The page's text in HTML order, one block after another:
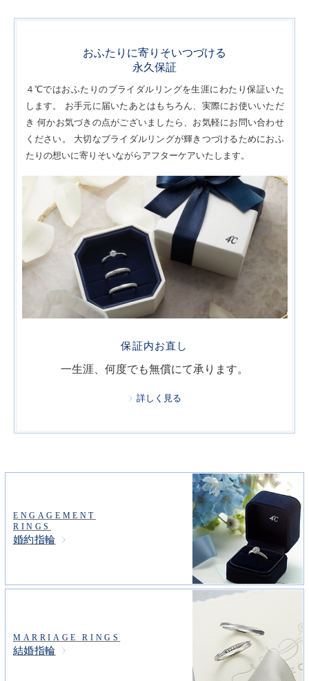
おふたりに寄りそいつづける
永久保証
４℃ではおふたりのブライダルリングを生涯にわたり保証いた
します。 お手元に届いたあとはもちろん、実際にお使いいただ
き 何かお気づきの点がございましたら、お気軽にお問い合わせ
ください。 大切なブライダルリングが輝きつづけるためにおふ
たりの想いに寄りそいながらアフターケアいたします。
保証内お直し
一生涯、何度でも無償にて承ります。
詳しく見る
ENGAGEMENT
RINGS
婚約指輪
MARRIAGE RINGS
結婚指輪